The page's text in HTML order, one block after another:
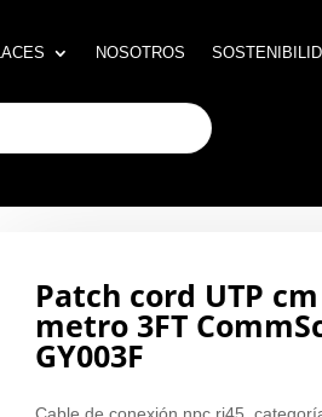
NOSOTROS
NOSOTROS
Patch cord UTP
metro 3FT
GY003F